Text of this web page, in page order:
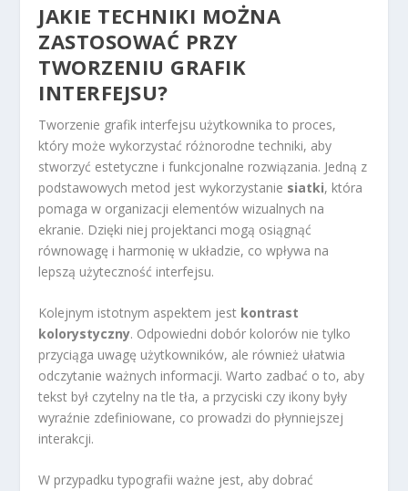
JAKIE TECHNIKI MOŻNA
ZASTOSOWAĆ PRZY
TWORZENIU GRAFIK
INTERFEJSU?
Tworzenie grafik interfejsu użytkownika to proces,
który może wykorzystać różnorodne techniki, aby
stworzyć estetyczne i funkcjonalne rozwiązania. Jedną z
podstawowych metod jest wykorzystanie siatki, która
pomaga w organizacji elementów wizualnych na
ekranie. Dzięki niej projektanci mogą osiągnąć
równowagę i harmonię w układzie, co wpływa na
lepszą użyteczność interfejsu.
Kolejnym istotnym aspektem jest kontrast
kolorystyczny. Odpowiedni dobór kolorów nie tylko
przyciąga uwagę użytkowników, ale również ułatwia
odczytanie ważnych informacji. Warto zadbać o to, aby
tekst był czytelny na tle tła, a przyciski czy ikony były
wyraźnie zdefiniowane, co prowadzi do płynniejszej
interakcji.
W przypadku typografii ważne jest, aby dobrać